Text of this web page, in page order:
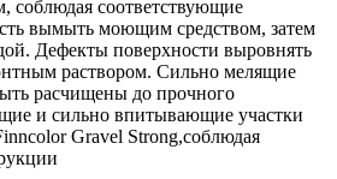
соблюдая соответствующие
вымыть моющим средством, затем
Дефекты поверхности выровнять
раствором. Сильно мелящие
расчищены до прочного
и сильно впитывающие участки
Gravel Strong,соблюдая